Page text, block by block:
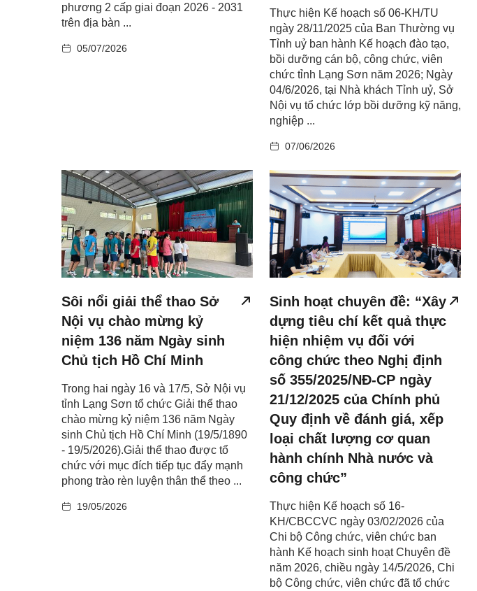
phương 2 cấp giai đoạn 2026 - 2031
trên địa bàn ...
05/07/2026
Thực hiện Kế hoạch số 06-KH/TU
ngày 28/11/2025 của Ban Thường vụ
Tỉnh uỷ ban hành Kế hoạch đào tạo,
bồi dưỡng cán bộ, công chức, viên
chức tỉnh Lạng Sơn năm 2026; Ngày
04/6/2026, tại Nhà khách Tỉnh uỷ, Sở
Nội vụ tổ chức lớp bồi dưỡng kỹ năng,
nghiệp ...
07/06/2026
Sôi nổi giải thể thao Sở
Nội vụ chào mừng kỷ
niệm 136 năm Ngày sinh
Chủ tịch Hồ Chí Minh
Trong hai ngày 16 và 17/5, Sở Nội vụ
tỉnh Lạng Sơn tổ chức Giải thể thao
chào mừng kỷ niệm 136 năm Ngày
sinh Chủ tịch Hồ Chí Minh (19/5/1890
- 19/5/2026).Giải thể thao được tổ
chức với mục đích tiếp tục đẩy mạnh
phong trào rèn luyện thân thể theo ...
19/05/2026
Sinh hoạt chuyên đề: “Xây
dựng tiêu chí kết quả thực
hiện nhiệm vụ đối với
công chức theo Nghị định
số 355/2025/NĐ-CP ngày
21/12/2025 của Chính phủ
Quy định về đánh giá, xếp
loại chất lượng cơ quan
hành chính Nhà nước và
công chức”
Thực hiện Kế hoạch số 16-
KH/CBCCVC ngày 03/02/2026 của
Chi bộ Công chức, viên chức ban
hành Kế hoạch sinh hoạt Chuyên đề
năm 2026, chiều ngày 14/5/2026, Chi
bộ Công chức, viên chức đã tổ chức